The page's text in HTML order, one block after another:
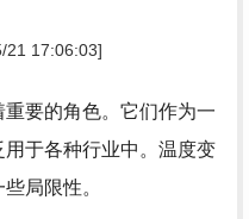
21 17:06:03]
要的角色。它们作为一
于各种行业中。温度变
局限性。